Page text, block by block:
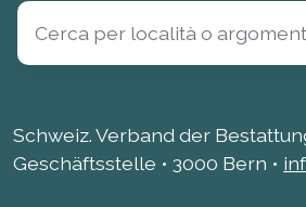
Schweiz. Verband der
Geschäftsstelle • 3000 Bern •